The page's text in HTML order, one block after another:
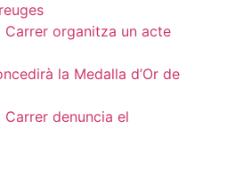
Carrer organitza un acte
la Medalla d’Or de
denuncia el